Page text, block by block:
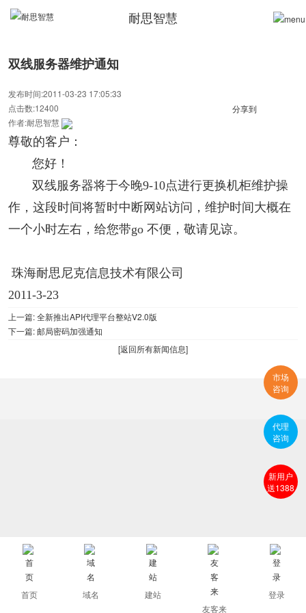
耐思智慧
双线服务器维护通知
发布时间:2011-03-23 17:05:33
点击数:12400
作者:耐思智慧
分享到
尊敬的客户：
您好！
双线服务器将于今晚9-10点进行更换机柜维护操
作，这段时间将暂时中断网站访问，维护时间大概在
一个小时左右，给您带go 不便，敬请见谅。
珠海耐思尼克信息技术有限公司
2011-3-23
上一篇:全新推出API代理平台整站V2.0版
下一篇:邮局密码加强通知
[返回所有新闻信息]
首页 域名
建站
友客来
登录
市场
咨询
代理
咨询
新用户
送1388